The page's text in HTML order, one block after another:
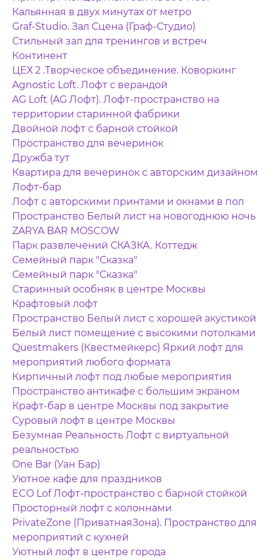
Кальянная в двух минутах от метро
Graf-Studio. Зал Сцена (Граф-Студио)
Стильный зал для тренингов и встреч
Континент
ЦЕХ 2 .Творческое объединение. Коворкинг
Agnostic Loft. Лофт с верандой
AG Loft (AG Лофт). Лофт-пространство на
территории старинной фабрики
Двойной лофт с барной стойкой
Пространство для вечеринок
Дружба тут
Квартира для вечеринок с авторским дизайном
Лофт-бар
Лофт с авторскими принтами и окнами в пол
Пространство Белый лист на новогоднюю ночь
ZARYA BAR MOSCOW
Парк развлечений СКАЗКА. Коттедж
Семейный парк "Сказка"
Семейный парк "Сказка"
Старинный особняк в центре Москвы
Крафтовый лофт
Пространство Белый лист с хорошей акустикой
Белый лист помещение с высокими потолками
Questmakers (Квестмейкерс) Яркий лофт для
мероприятий любого формата
Кирпичный лофт под любые мероприятия
Пространство антикафе с большим экраном
Крафт-бар в центре Москвы под закрытие
Суровый лофт в центре Москвы
Безумная Реальность Лофт с виртуальной
реальностью
One Bar (Уан Бар)
Уютное кафе для праздников
ECO Lof Лофт-пространство с барной стойкой
Просторный лофт с колоннами
PrivateZone (ПриватнаяЗона). Пространство для
мероприятий с кухней
Уютный лофт в центре города